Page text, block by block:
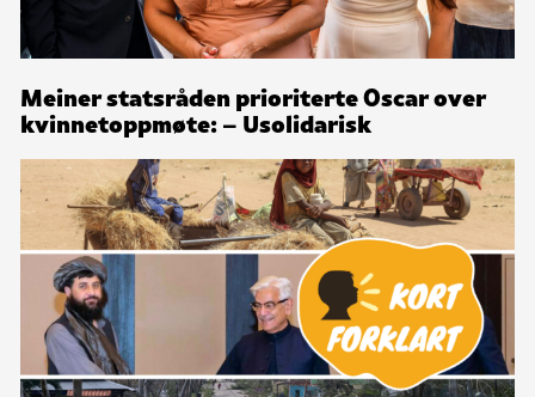
Meiner statsråden prioriterte Oscar over
kvinnetoppmøte: – Usolidarisk